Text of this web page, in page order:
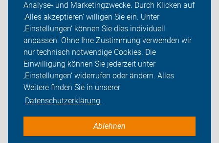
Analyse- und Marketingzwecke. Durch Klicken auf
‚Alles akzeptieren‘ willigen Sie ein. Unter
‚Einstellungen‘ können Sie dies individuell
anpassen. Ohne Ihre Zustimmung verwenden wir
nur technisch notwendige Cookies. Die
Einwilligung können Sie jederzeit unter
‚Einstellungen‘ widerrufen oder ändern. Alles
Weitere finden Sie in unserer
Datenschutzerklärung.
Ablehnen